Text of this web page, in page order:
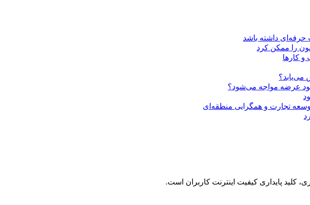
حرفه‌ای داشته باشد
را ممکن کرد
کارها
می‌یابد؟
عرضه مواجه می‌شود؟
تجارت و همگرایی منطقه‌ای
کلید پایداری کیفیت اینترنت کاربران است.